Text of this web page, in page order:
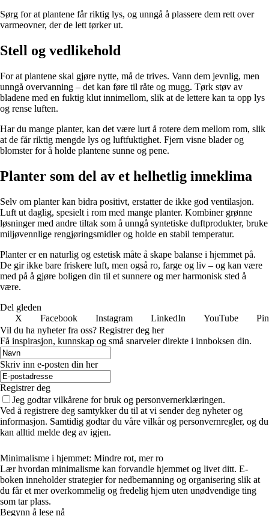
Sørg for at plantene får riktig lys, og unngå å plassere dem rett over
varmeovner, der de lett tørker ut.
Stell og vedlikehold
For at plantene skal gjøre nytte, må de trives. Vann dem jevnlig, men
unngå overvanning – det kan føre til råte og mugg. Tørk støv av
bladene med en fuktig klut innimellom, slik at de lettere kan ta opp lys
og rense luften.
Har du mange planter, kan det være lurt å rotere dem mellom rom, slik
at de får riktig mengde lys og luftfuktighet. Fjern visne blader og
blomster for å holde plantene sunne og pene.
Planter som del av et helhetlig inneklima
Selv om planter kan bidra positivt, erstatter de ikke god ventilasjon.
Luft ut daglig, spesielt i rom med mange planter. Kombiner grønne
løsninger med andre tiltak som å unngå syntetiske duftprodukter, bruke
miljøvennlige rengjøringsmidler og holde en stabil temperatur.
Planter er en naturlig og estetisk måte å skape balanse i hjemmet på.
De gir ikke bare friskere luft, men også ro, farge og liv – og kan være
med på å gjøre boligen din til et sunnere og mer harmonisk sted å
være.
Del gleden
X
Facebook Instagram LinkedIn YouTube
Vil du ha nyheter fra oss? Registrer deg her
Få inspirasjon, kunnskap og små snarveier direkte i innboksen din.
Skriv inn e-posten din her
Registrer deg
Jeg godtar vilkårene for bruk og personvernerklæringen.
Ved å registrere deg samtykker du til at vi sender deg nyheter og
informasjon. Samtidig godtar du våre vilkår og personvernregler, og du
kan alltid melde deg av igjen.
Minimalisme i hjemmet: Mindre rot, mer ro
Lær hvordan minimalisme kan forvandle hjemmet og livet ditt. E-
boken inneholder strategier for nedbemanning og organisering slik at
du får et mer overkommelig og fredelig hjem uten unødvendige ting
som tar plass.
Begynn å lese nå